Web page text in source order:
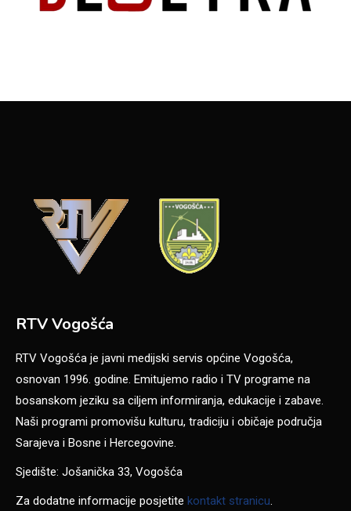
RTV Vogošća
RTV Vogošća je javni medijski servis općine Vogošća,
osnovan 1996. godine. Emitujemo radio i TV programe na
bosanskom jeziku sa ciljem informiranja, edukacije i zabave.
Naši programi promovišu kulturu, tradiciju i običaje područja
Sarajeva i Bosne i Hercegovine.
Sjedište: Jošanička 33, Vogošća
Za dodatne informacije posjetite kontakt stranicu.